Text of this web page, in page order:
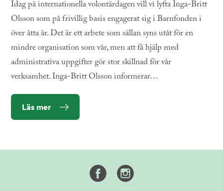
Idag på internationella volontärdagen vill vi lyfta Inga-Britt
Olsson som på frivillig basis engagerat sig i Barnfonden i
över åtta år. Det är ett arbete som sällan syns utåt för en
mindre organisation som vår, men att få hjälp med
administrativa uppgifter gör stor skillnad för vår
verksamhet. Inga-Britt Olsson informerar…
Läs mer